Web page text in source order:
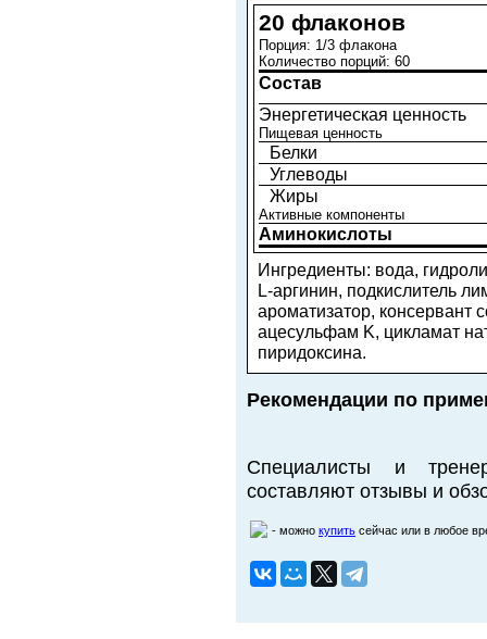
20 флаконов
Порция: 1/3 флакона
Количество порций: 60
Состав
Энергетическая ценность
Пищевая ценность
Белки
Углеводы
Жиры
Активные компоненты
Аминокислоты
Ингредиенты: вода,
L-аргинин, подкислитель
ароматизатор, консервант
ацесульфам K, цикламат
пиридоксина.
Рекомендации по
Специалисты и
составляют отзывы и
- можно купить сейчас или в любое